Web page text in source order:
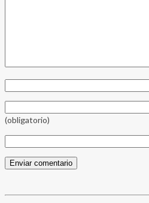
(obligatorio)